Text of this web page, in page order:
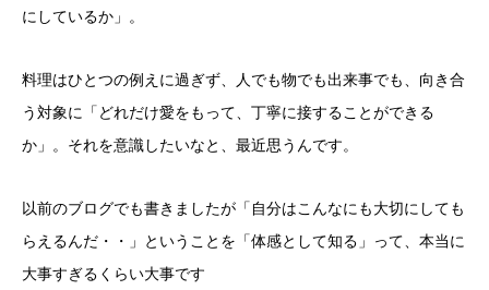
にしているか」。
料理はひとつの例えに過ぎず、人でも物でも出来事でも、向き合
う対象に「どれだけ愛をもって、丁寧に接することができる
か」。それを意識したいなと、最近思うんです。
以前のブログでも書きましたが「自分はこんなにも大切にしても
らえるんだ・・」ということを「体感として知る」って、本当に
大事すぎるくらい大事です